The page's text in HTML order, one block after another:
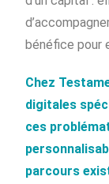
bénéfice pour
Chez
digitales
ces
parcours